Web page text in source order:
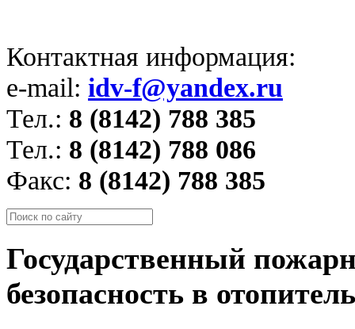
Контактная информация:
e-mail: idv-f@yandex.ru
Тел.: 8 (8142) 788 385
Тел.: 8 (8142) 788 086
Факс: 8 (8142) 788 385
Государственный
безопасность в